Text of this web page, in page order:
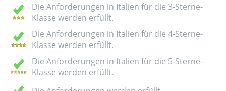
Die Anforderungen in Italien für die 3-Sterne-
Klasse werden erfüllt.
Die Anforderungen in Italien für die 4-Sterne-
Klasse werden erfüllt.
Die Anforderungen in Italien für die 5-Sterne-
Klasse werden erfüllt.